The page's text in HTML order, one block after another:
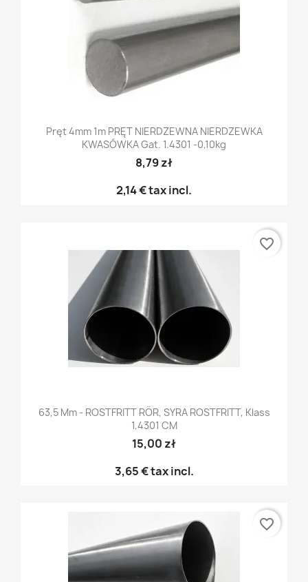
Pręt 4mm 1m PRĘT NIERDZEWNA NIERDZEWKA
KWASÓWKA Gat. 1.4301 -0,10kg
8,79 zł
2,14 €tax incl.
63,5 Mm - ROSTFRITT RÖR, SYRA ROSTFRITT, Klass
1,4301 CM
15,00 zł
3,65 €tax incl.
favorite_border
favorite_border